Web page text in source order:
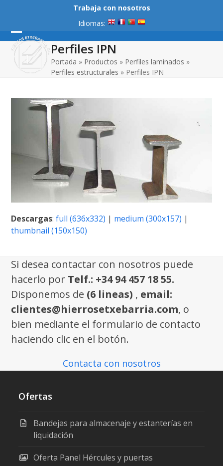
content
Trabaja con nosotros
Idiomas:
Open
mobile
menu
Close
mobile
menu
Perfiles IPN
Portada » Productos » Perfiles laminados »
Perfiles estructurales » Perfiles IPN
Descargas:full (636x332) | medium (300x157) |
thumbnail (150x150)
Si desea contactar con nosotros puede
hacerlo por Telf.: +34 94 457 18 55.
Disponemos de (6 lineas) , email:
clientes@hierrosetxebarria.com, o
bien mediante el formulario de contacto
haciendo clic en el botón.
Contacta con nosotros
Ofertas
Bandejas para almacenaje y estanterías en
liquidación
Oferta Panel Hércules y puertas